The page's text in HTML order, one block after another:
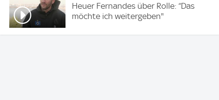
Heuer Fernandes über Rolle: “Das
möchte ich weitergeben"